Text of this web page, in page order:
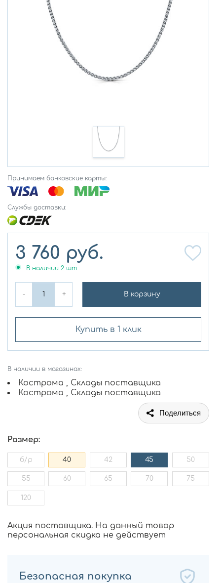
Принимаем банковские карты:
Службы доставки:
3 760 руб.
В наличии 2 шт.
- + В корзину
Купить в 1 клик
В наличии в магазинах:
Кострома , Склады поставщика
Кострома , Склады поставщика
Поделиться
Размер:
б/р 40 42 45 50
55 60 65 70 75
120
Акция поставщика. На данный товар
персональная скидка не действует
Безопасная покупка